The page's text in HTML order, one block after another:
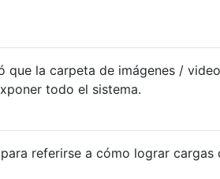
que la carpeta de imágenes /
todo el sistema.
referirse a cómo lograr cargas